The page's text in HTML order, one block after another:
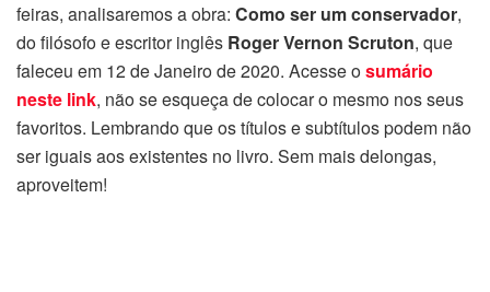
feiras, analisaremos a obra: Como ser um conservador,
do filósofo e escritor inglês Roger Vernon Scruton, que
faleceu em 12 de Janeiro de 2020. Acesse osumário
neste link, não se esqueça de colocar o mesmo nos seus
favoritos. Lembrando que os títulos e subtítulos podem não
ser iguais aos existentes no livro. Sem mais delongas,
aproveitem!